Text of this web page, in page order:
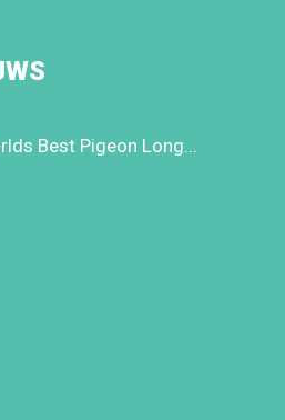
Best Pigeon Long...